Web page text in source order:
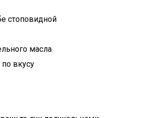
стоповидной
масла
вкусу